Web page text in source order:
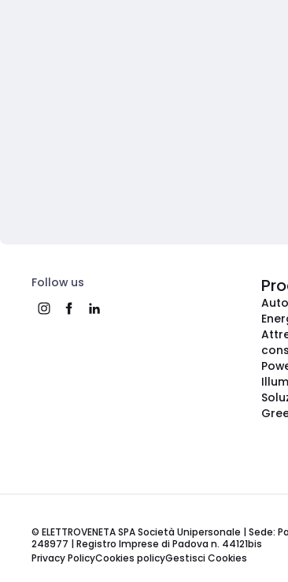
Follow us
© ELETTROVENETA SPA Società Unipersonale |
248977 | Registro Imprese di Padova n. 44121bis
Privacy PolicyCookies policyGestisci Cookies